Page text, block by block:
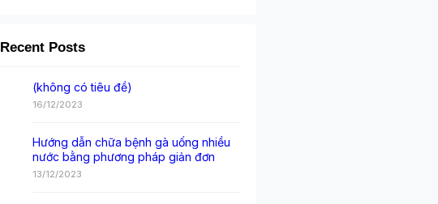
Recent Posts
(không có tiêu đề)
16/12/2023
Hướng dẫn chữa bệnh gà uống nhiều
nước bằng phương pháp giản đơn
13/12/2023